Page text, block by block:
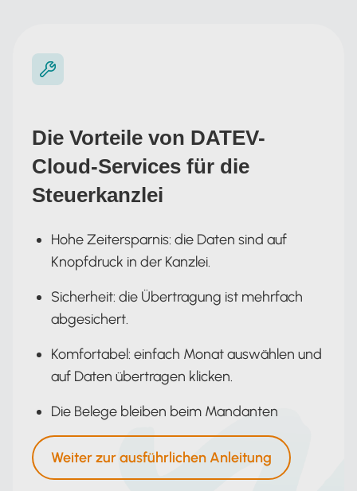
Die Vorteile von DATEV-
Cloud-Services für die
Steuerkanzlei
Hohe Zeitersparnis: die Daten sind auf
Knopfdruck in der Kanzlei.
Sicherheit: die Übertragung ist mehrfach
abgesichert.
Komfortabel: einfach Monat auswählen und
auf Daten übertragen klicken.
Die Belege bleiben beim Mandanten
Weiter zur ausführlichen Anleitung